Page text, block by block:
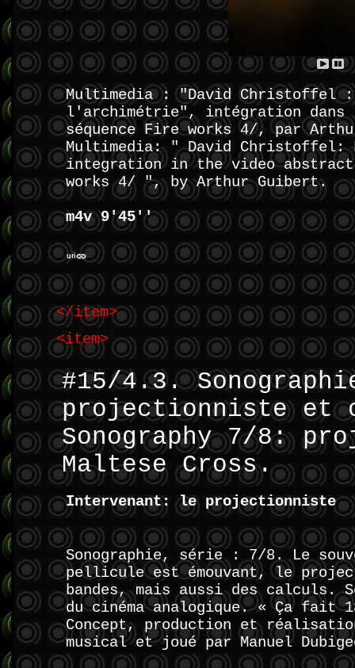
Multimedia : "David Christoffel
l'archimétrie", intégration
séquence Fire works 4/, par
Multimedia: " David Christoffel:
integration in the video abstract
works 4/ ", by Arthur Guibert.
m4v 9'45''
</item>
<item>
#15/4.3.
projectionniste et
Sonography 7/8:
Maltese Cross.
Intervenant: le projectionniste
Sonographie, série : 7/8. Le
pellicule est émouvant, le
bandes, mais aussi des calculs.
du cinéma analogique. « Ça fait
Concept, production et
musical et joué par Manuel